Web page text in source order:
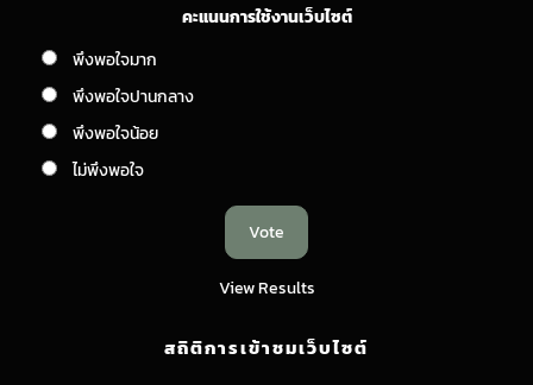
คะแนนการใช้งานเว็บไซต์
พึงพอใจมาก
พึงพอใจปานกลาง
พึงพอใจน้อย
ไม่พึงพอใจ
View Results
สถิติการเข้าชมเว็บไซต์